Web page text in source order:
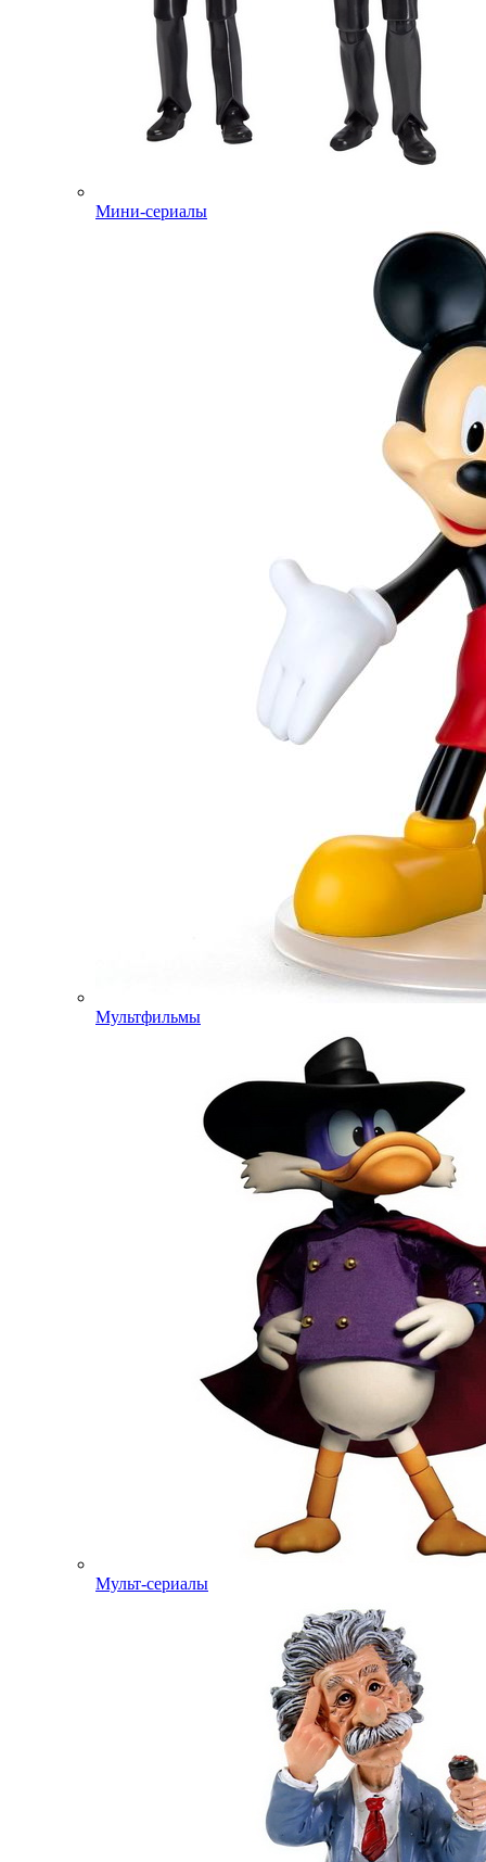
Мини-сериалы
Мультфильмы
Мульт-сериалы